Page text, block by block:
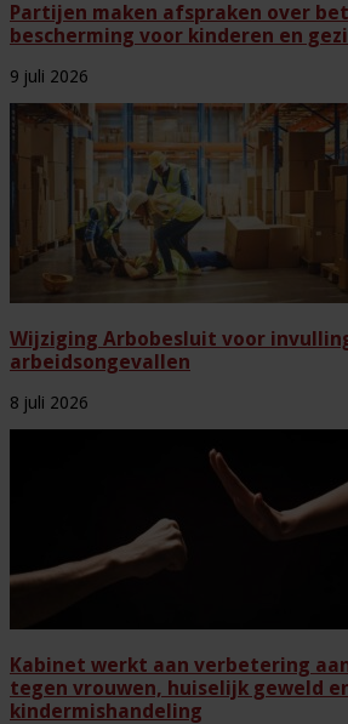
Partijen maken afspraken over
bescherming voor kinderen en
9 juli 2026
Wijziging Arbobesluit voor
arbeidsongevallen
8 juli 2026
Kabinet werkt aan verbetering
tegen vrouwen, huiselijk geweld
kindermishandeling